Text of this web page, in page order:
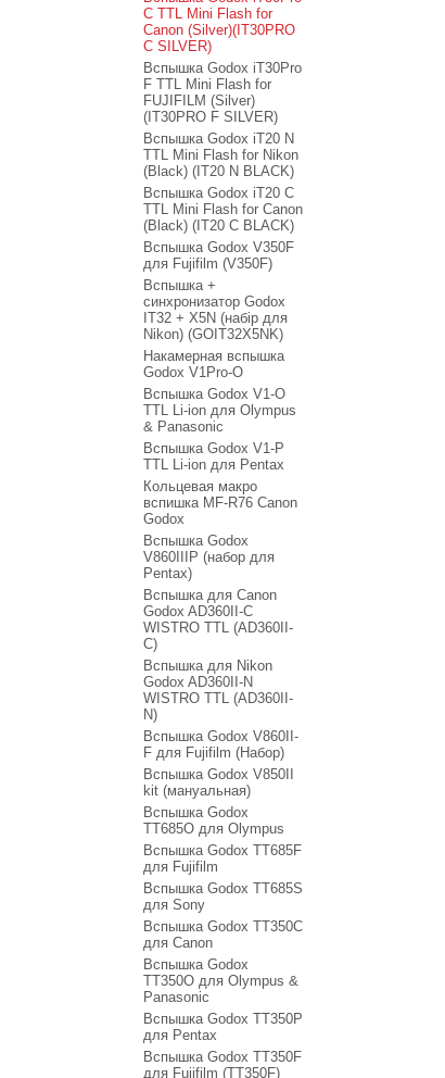
C TTL Mini Flash for
Canon (Silver)(IT30PRO
C SILVER)
Вспышка Godox iT30Pro
F TTL Mini Flash for
FUJIFILM (Silver)
(IT30PRO F SILVER)
Вспышка Godox iT20 N
TTL Mini Flash for Nikon
(Black) (IT20 N BLACK)
Вспышка Godox iT20 C
TTL Mini Flash for Canon
(Black) (IT20 C BLACK)
Вспышка Godox V350F
для Fujifilm (V350F)
Вспышка +
синхронизатор Godox
IT32 + X5N (набір для
Nikon) (GOIT32X5NK)
Накамерная вспышка
Godox V1Pro-O
Вспышка Godox V1-O
TTL Li-ion для Olympus
& Panasonic
Вспышка Godox V1-P
TTL Li-ion для Pentax
Кольцевая макро
вспишка MF-R76 Canon
Godox
Вспышка Godox
V860IIIP (набор для
Pentax)
Вспышка для Canon
Godox AD360II-C
WISTRO TTL (AD360II-
C)
Вспышка для Nikon
Godox AD360II-N
WISTRO TTL (AD360II-
N)
Вспышка Godox V860II-
F для Fujifilm (Набор)
Вспышка Godox V850II
kit (мануальная)
Вспышка Godox
TT685O для Olympus
Вспышка Godox TT685F
для Fujifilm
Вспышка Godox TT685S
для Sony
Вспышка Godox TT350C
для Canon
Вспышка Godox
TT350O для Olympus &
Panasonic
Вспышка Godox TT350P
для Pentax
Вспышка Godox TT350F
для Fujifilm (TT350F)